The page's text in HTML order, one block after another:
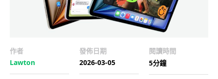
作者
Lawton
發佈日期
2026-03-05
閱讀時間
5分鐘